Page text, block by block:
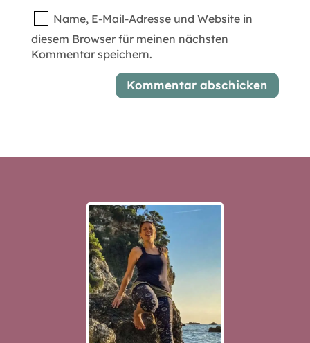
Name, E-Mail-Adresse und Website in
diesem Browser für meinen nächsten
Kommentar speichern.
Kommentar abschicken